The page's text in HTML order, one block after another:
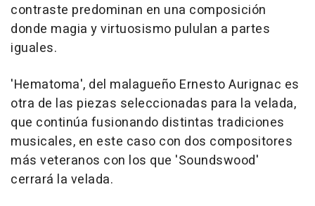
contraste predominan en una composición
donde magia y virtuosismo pululan a partes
iguales.
'Hematoma', del malagueño Ernesto Aurignac es
otra de las piezas seleccionadas para la velada,
que continúa fusionando distintas tradiciones
musicales, en este caso con dos compositores
más veteranos con los que 'Soundswood'
cerrará la velada.